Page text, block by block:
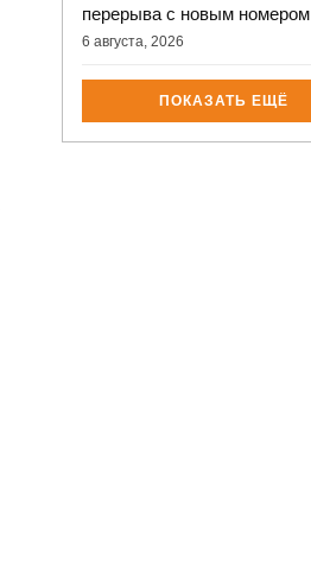
перерыва с новым номером
6 августа, 2026
ПОКАЗАТЬ ЕЩЁ